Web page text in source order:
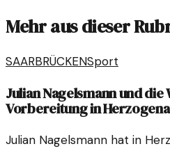
Mehr aus dieser
SAARBRÜCKENSport
Julian Nagelsmann und die
Vorbereitung in
Julian Nagelsmann hat in